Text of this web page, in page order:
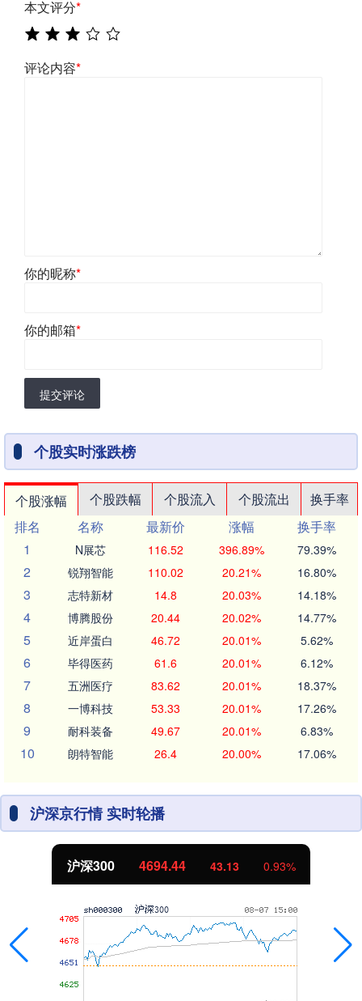
本文评分*
评论内容*
你的昵称*
你的邮箱*
提交评论
个股实时涨跌榜
个股涨幅 个股跌幅 个股流入 个股流出
换手率
排名
名称 最新价 涨幅
换手率
1
N展芯 116.52 396.89% 79.39%
2 锐翔智能 110.02 20.21% 16.80%
3 志特新材 14.8 20.03% 14.18%
4 博腾股份 20.44 20.02% 14.77%
5 近岸蛋白 46.72 20.01% 5.62%
6 毕得医药 61.6 20.01% 6.12%
7 五洲医疗 83.62 20.01% 18.37%
8 一博科技 53.33 20.01% 17.26%
9 耐科装备 49.67 20.01% 6.83%
10 朗特智能 26.4 20.00% 17.06%
沪深京行情 实时轮播
4694.44 43.13 0.93%